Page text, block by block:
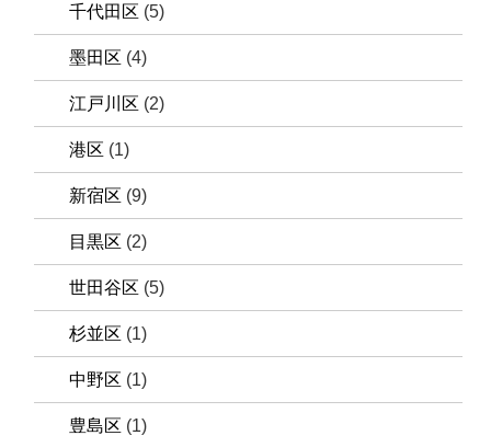
千代田区 (5)
墨田区 (4)
江戸川区 (2)
港区 (1)
新宿区 (9)
目黒区 (2)
世田谷区 (5)
杉並区 (1)
中野区 (1)
豊島区 (1)